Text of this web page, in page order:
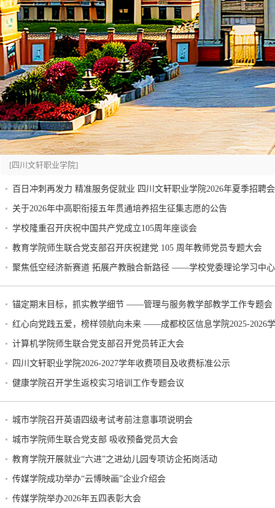
[四川文轩职业学院]
百日冲刺再发力 精准服务促就业 四川文轩职业学院2026年夏季招聘
关于2026年中高职衔接五年贯通培养招生征集志愿的公告
学校隆重召开庆祝中国共产党成立105周年座谈会
教育学院师生联合党支部召开庆祝建党 105 周年教师党员专题大会
聚焦低空经济新赛道 拓展产教融合新路径 ——学校党委理论学习中
锚定期末目标，抓实教学细节 ——管理与服务教学部教学工作专题会
红心向党践五爱，榜样领航向未来 ——成都校区信息学院2025-2026
计算机学院师生联合党支部召开党员转正大会
四川文轩职业学院2026-2027学年收费项目及收费标准公示
健康学院召开学生返校实习培训工作专题会议
城市学院召开英语四级考试考前注意事项说明会
城市学院师生联合党支部 吸收预备党员大会
教育学院开展就业“六进”之进幼儿园专项访企拓岗活动
传媒学院成功举办“云博映画”企业介绍会
传媒学院举办2026年五四表彰大会